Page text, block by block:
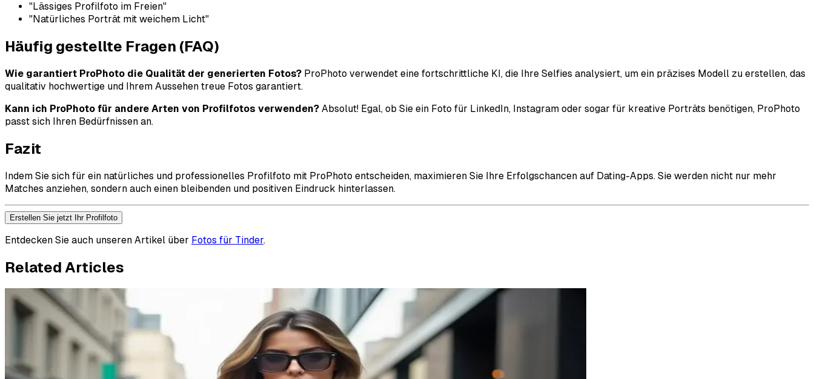
"Lässiges Profilfoto im Freien"
"Natürliches Porträt mit weichem Licht"
Häufig gestellte Fragen (FAQ)
Wie garantiert ProPhoto die Qualität der generierten Fotos? ProPhoto verwendet eine fortschrittliche KI, die Ihre Selfies analysiert, um ein präzises Modell zu erstellen, das
qualitativ hochwertige und Ihrem Aussehen treue Fotos garantiert.
Kann ich ProPhoto für andere Arten von Profilfotos verwenden? Absolut! Egal, ob Sie ein Foto für LinkedIn, Instagram oder sogar für kreative Porträts benötigen, ProPhoto
passt sich Ihren Bedürfnissen an.
Fazit
Indem Sie sich für ein natürliches und professionelles Profilfoto mit ProPhoto entscheiden, maximieren Sie Ihre Erfolgschancen auf Dating-Apps. Sie werden nicht nur mehr
Matches anziehen, sondern auch einen bleibenden und positiven Eindruck hinterlassen.
Erstellen Sie jetzt Ihr Profilfoto
Entdecken Sie auch unseren Artikel über Fotos für Tinder.
Related Articles